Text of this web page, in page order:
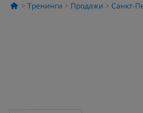
Тренинги Продажи Санкт-